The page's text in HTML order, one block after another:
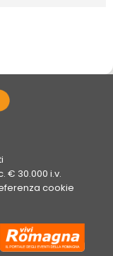
€ 30.000 i.v.
cookie